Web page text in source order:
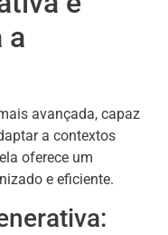
a
avançada, capaz
a contextos
oferece um
e eficiente.